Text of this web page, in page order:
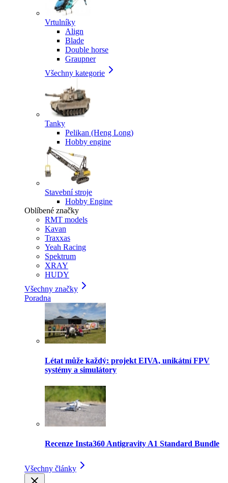
Vrtulníky
Align
Blade
Double horse
Graupner
Všechny kategorie
Tanky
Pelikan (Heng Long)
Hobby engine
Stavební stroje
Hobby Engine
Oblíbené značky
RMT models
Kavan
Traxxas
Yeah Racing
Spektrum
XRAY
HUDY
Všechny značky
Poradna
Létat může každý: projekt EIVA, unikátní FPV
systémy a simulátory
Recenze Insta360 Antigravity A1 Standard Bundle
Všechny články